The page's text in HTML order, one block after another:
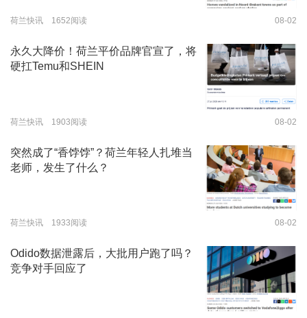
荷兰快讯 1652阅读 08-02
永久大降价！荷兰平价品牌官宣了，将
硬扛Temu和SHEIN
荷兰快讯 1903阅读 08-02
突然成了“香饽饽”？荷兰年轻人扎堆当
老师，发生了什么？
荷兰快讯 1933阅读 08-02
Odido数据泄露后，大批用户跑了吗？
竞争对手回应了